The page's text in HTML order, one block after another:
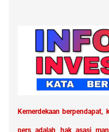
Kemerdekaan berpendapat,
pers adalah hak asasi